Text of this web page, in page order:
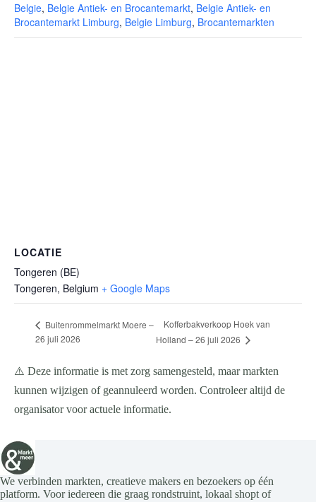
Belgie, Belgie Antiek- en Brocantemarkt, Belgie Antiek- en
Brocantemarkt Limburg, Belgie Limburg, Brocantemarkten
LOCATIE
Tongeren (BE)
Tongeren, Belgium + Google Maps
Buitenrommelmarkt Moere –
26 juli 2026
Kofferbakverkoop Hoek van
Holland – 26 juli 2026
⚠️ Deze informatie is met zorg samengesteld, maar markten
kunnen wijzigen of geannuleerd worden. Controleer altijd de
organisator voor actuele informatie.
We verbinden markten, creatieve makers en bezoekers op één
platform. Voor iedereen die graag rondstruint, lokaal shopt of